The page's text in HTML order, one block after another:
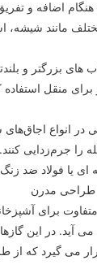
اضافه و تفریق
مانند شیشه،
بزرگتر و
برای منقل استفاده
در انواع
را جرم‌زدایی کنند.
یا فولاد ضد
طراحی مدرن
برای
آید. در این
می گیرد که از